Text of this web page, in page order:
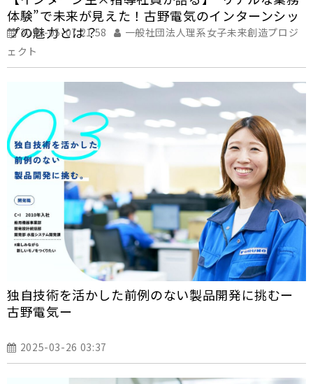
体験”で未来が見えた！古野電気のインターンシッ
プの魅力とは？
2025-05-07 21:58
一般社団法人理系女子未来創造プロジ
ェクト
独自技術を活かした前例のない製品開発に挑むー
古野電気ー
2025-03-26 03:37